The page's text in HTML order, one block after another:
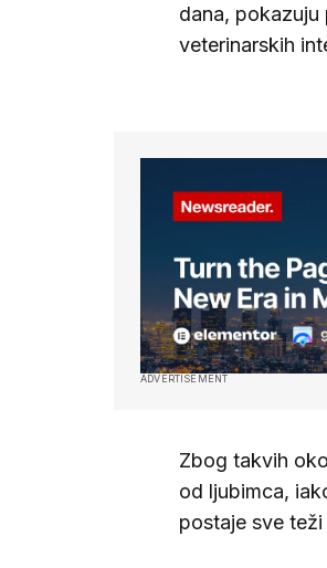
dana, pokazuju
veterinarskih
ADVERTISEMENT
Zbog takvih
od ljubimca,
postaje sve